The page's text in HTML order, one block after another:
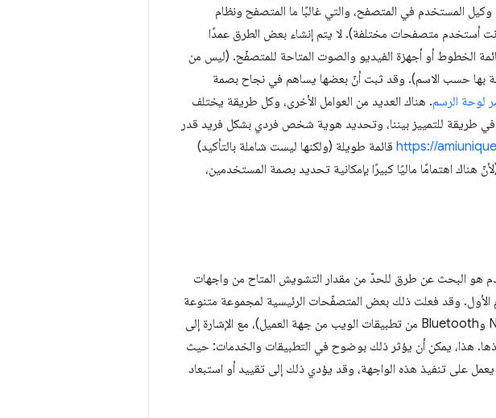
المستخدم في المتصفح، والتي غالبًا ما المتصفح ونظام
أستخدم متصفحات مختلفة). لا يتم إنشاء بعض الطرق عمدًا
الخطوط أو أجهزة الفيديو والصوت المتاحة للمتصفّح. (ليس من
بها حسب الاسم). وقد ثبت أنّ بعضها يساهم في نجاح بصمة
لوحة الرسم. هناك العديد من العوامل الأخرى، وكل طريقة يختلف
للتمييز بيننا، وتحديد هوية شخص فردي بشكل فريد قدر
https:// قائمة طويلة (ولكنها ليست شاملة بالتأكيد)
هناك اهتمامًا ماليًا كبيرًا بإمكانية تحديد بصمة المستخدمين،
هو البحث عن طرق للحدّ من مقدار التشويش المتاح من واجهات
الأول. وقد فعلت ذلك بعض المتصفّحات الرئيسية لمجموعة متنوعة
من واجهات برمجة التطبيقات للأجهزة والأجهزة (مثل الوصول إلى NFC وBluetooth من تطبيقات الويب من جهة العميل)، مع الإشارة إلى
هذا، يمكن أن يؤثر ذلك بوضوح في التطبيقات والخدمات: حيث
على تنفيذ هذه الواجهة، وقد يؤدي ذلك إلى تقييد أو استبعاد